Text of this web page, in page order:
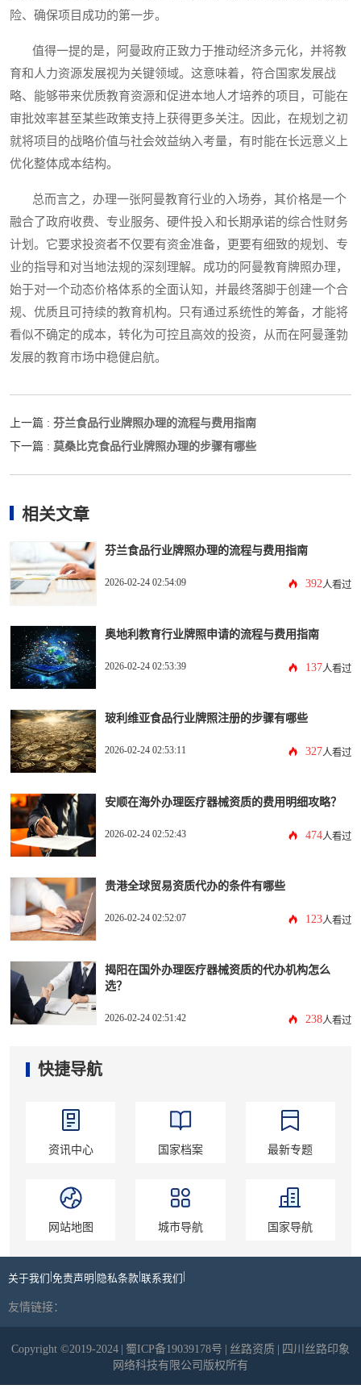
险、确保项目成功的第一步。
值得一提的是，阿曼政府正致力于推动经济多元化，并将教
育和人力资源发展视为关键领域。这意味着，符合国家发展战
略、能够带来优质教育资源和促进本地人才培养的项目，可能在
审批效率甚至某些政策支持上获得更多关注。因此，在规划之初
就将项目的战略价值与社会效益纳入考量，有时能在长远意义上
优化整体成本结构。
总而言之，办理一张阿曼教育行业的入场券，其价格是一个
融合了政府收费、专业服务、硬件投入和长期承诺的综合性财务
计划。它要求投资者不仅要有资金准备，更要有细致的规划、专
业的指导和对当地法规的深刻理解。成功的阿曼教育牌照办理，
始于对一个动态价格体系的全面认知，并最终落脚于创建一个合
规、优质且可持续的教育机构。只有通过系统性的筹备，才能将
看似不确定的成本，转化为可控且高效的投资，从而在阿曼蓬勃
发展的教育市场中稳健启航。
上一篇 : 芬兰食品行业牌照办理的流程与费用指南
下一篇 : 莫桑比克食品行业牌照办理的步骤有哪些
相关文章
芬兰食品行业牌照办理的流程与费用指南
2026-02-24 02:54:09 392 人看过
奥地利教育行业牌照申请的流程与费用指南
2026-02-24 02:53:39 137人看过
玻利维亚食品行业牌照注册的步骤有哪些
2026-02-24 02:53:11 327人看过
安顺在海外办理医疗器械资质的费用明细攻略？
2026-02-24 02:52:43 474人看过
贵港全球贸易资质代办的条件有哪些
2026-02-24 02:52:07 123人看过
揭阳在国外办理医疗器械资质的代办机构怎么
选？
2026-02-24 02:51:42 238人看过
快捷导航
资讯中心 国家档案 最新专题
网站地图 城市导航 国家导航
关于我们 |免责声明 | 隐私条款|联系我们 |
友情链接：
Copyright ©2019-2024 | 蜀ICP备19039178号 | 丝路资质 | 四川丝路印象
网络科技有限公司版权所有